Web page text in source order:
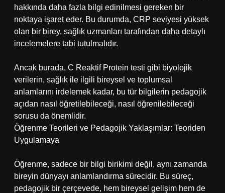
hakkında daha fazla bilgi edinilmesi gereken bir
noktaya işaret eder. Bu durumda, CRP seviyesi yüksek
olan bir birey, sağlık uzmanları tarafından daha detaylı
incelemelere tabi tutulmalıdır.
Ancak burada, C Reaktif Protein testi gibi biyolojik
verilerin, sağlık ile ilgili bireysel ve toplumsal
anlamlarını irdelemek kadar, bu tür bilgilerin pedagojik
açıdan nasıl öğretilebileceği, nasıl öğrenilebileceği
sorusu da önemlidir.
Öğrenme Teorileri ve Pedagojik Yaklaşımlar: Teoriden
Uygulamaya
Öğrenme, sadece bir bilgi birikimi değil, aynı zamanda
bireyin dünyayı anlamlandırma sürecidir. Bu süreç,
pedagojik bir çerçevede, hem bireysel gelişim hem de